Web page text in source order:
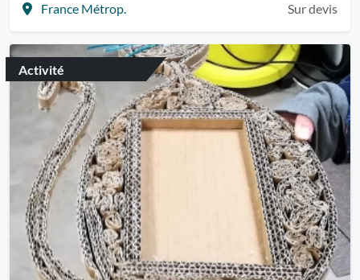
France Métrop. Sur devis
Activité